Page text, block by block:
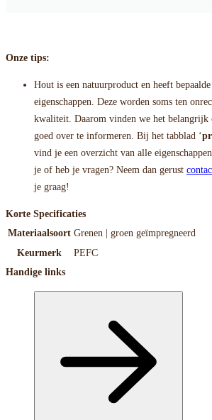
Onze tips:
Hout is een natuurproduct en heeft
eigenschappen. Deze worden soms ten
kwaliteit. Daarom vinden we het belangrijk
goed over te informeren. Bij het tabblad ‘
vind je een overzicht van alle
je of heb je vragen? Neem dan gerust
je graag!
Korte Specificaties
Materiaalsoort Grenen | groen geïmpregneerd
Keurmerk
PEFC
Handige links